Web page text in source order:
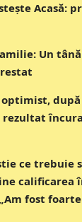
Acasă:
Un
după
rezultat
ce trebuie
calificarea
fost